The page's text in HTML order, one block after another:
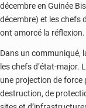
décembre en Guinée
décembre) et les chefs
ont amorcé la réflexion.
Dans un communiqué,
les chefs d’état-major.
une projection de force
destruction, de